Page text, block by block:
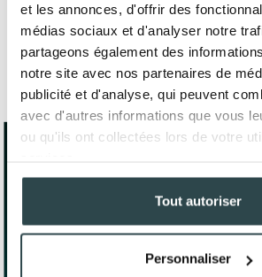
et les annonces, d'offrir des
médias sociaux et d'analyser notre
partageons également des
notre site avec nos partenaires de
publicité et d'analyse, qui peuvent
avec d'autres informations que vous
ou qu'ils ont collectées lors de votre
Tout autoriser
Personnaliser